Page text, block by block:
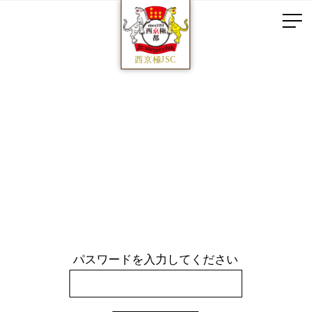
西京極JSC
パスワードを入力してください